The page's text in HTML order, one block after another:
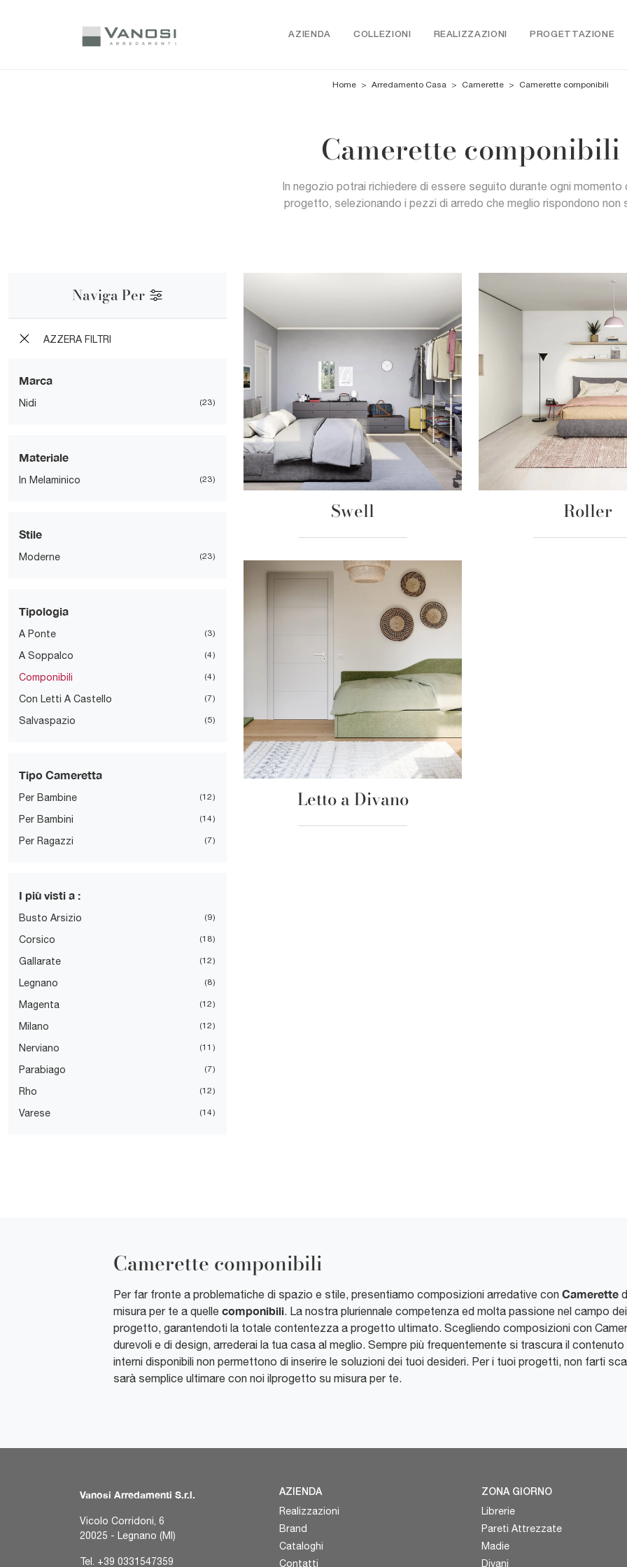
AZIENDA COLLEZIONI REALIZZAZIONI PROGETTAZIONE
Home > Arredamento Casa > Camerette > Camerette componibili
Camerette componibili
In negozio potrai richiedere di essere seguito durante ogni momento
progetto, selezionando i pezzi di arredo che meglio rispondono non
Naviga Per
AZZERA FILTRI
Marca
Nidi 23
Materiale
In Melaminico 23
Stile
Moderne 23
Tipologia
A Ponte 3
A Soppalco 4
Componibili 4
Con Letti A Castello 7
Salvaspazio 5
Tipo Cameretta
Per Bambine 12
Per Bambini 14
Per Ragazzi 7
I più visti a :
Busto Arsizio 9
Corsico 18
Gallarate 12
Legnano 8
Magenta 12
Milano 12
Nerviano 11
Parabiago 7
Rho 12
Varese 14
Swell Roller
Letto a Divano
Camerette componibili
Per far fronte a problematiche di spazio e stile, presentiamo composizioni arredative con Camerette
misura per te a quelle componibili . La nostra pluriennale competenza ed molta passione nel campo
progetto, garantendoti la totale contentezza a progetto ultimato. Scegliendo composizioni con
durevoli e di design, arrederai la tua casa al meglio. Sempre più frequentemente si trascura il
interni disponibili non permettono di inserire le soluzioni dei tuoi desideri. Per i tuoi progetti, non farti
sarà semplice ultimare con noi ilprogetto su misura per te.
Vanosi Arredamenti S.r.l.
Vicolo Corridoni, 6
20025 - Legnano (MI)
Tel. +39 0331547359
AZIENDA
Realizzazioni
Brand
Cataloghi
Contatti
ZONA GIORNO
Librerie
Pareti Attrezzate
Madie
Divani